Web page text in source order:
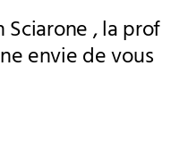
, la prof
envie de vous